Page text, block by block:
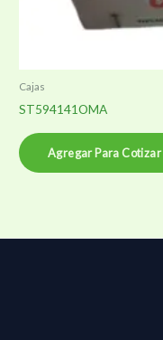
Cajas
ST594141OMA
Agregar Para Cotizar